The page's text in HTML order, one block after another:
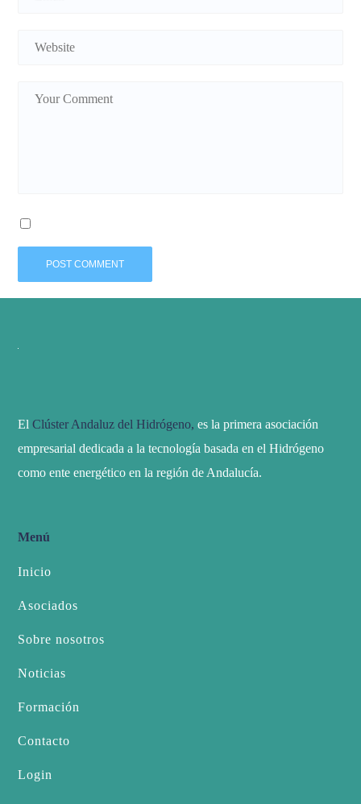
El Clúster Andaluz del Hidrógeno, es la primera asociación
empresarial dedicada a la tecnología basada en el Hidrógeno
como ente energético en la región de Andalucía.
Menú
Inicio
Asociados
Sobre nosotros
Noticias
Formación
Contacto
Login